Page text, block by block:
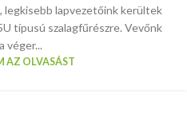
legkisebb lapvezetőink kerültek
típusú szalagfűrészre. Vevőnk
véger...
AZ OLVASÁST